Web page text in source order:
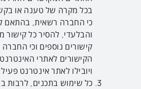
בכל מקרה של טענה או
כי החברה רשאית, בהתאם
והבלעדי, להסיר כל קישור
קישורים נוספים וכי
הקישורים לאתרי
ויובילו לאתר אינטרנט
כל שימוש בתכנים, לרבות